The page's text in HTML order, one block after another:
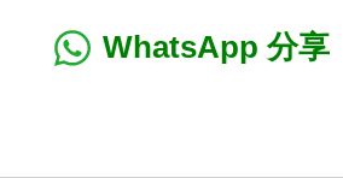
WhatsApp 分享